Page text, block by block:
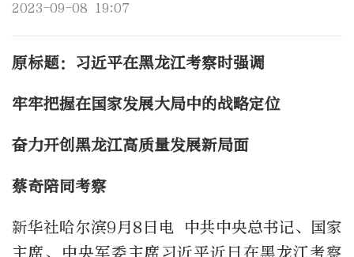
2023-09-08 19:07
原标题：习近平在黑龙江考察时强调
牢牢把握在国家发展大局中的战略定位
奋力开创黑龙江高质量发展新局面
蔡奇陪同考察
新华社哈尔滨9月8日电 中共中央总书记、国家
主席、中央军委主席习近平近日在黑龙江考察